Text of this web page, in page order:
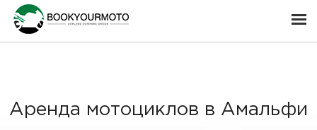
Аренда мотоциклов в Амальфи